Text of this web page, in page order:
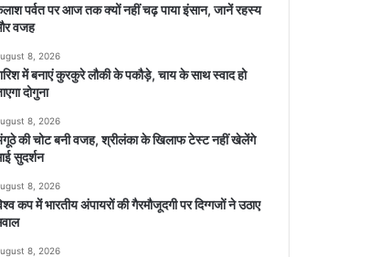
पर्वत पर आज तक क्यों नहीं चढ़ पाया इंसान, जानें रहस्य
वजह
8, 2026
में बनाएं कुरकुरे लौकी के पकौड़े, चाय के साथ स्वाद हो
दोगुना
8, 2026
की चोट बनी वजह, श्रीलंका के खिलाफ टेस्ट नहीं खेलेंगे
सुदर्शन
8, 2026
कप में भारतीय अंपायरों की गैरमौजूदगी पर दिग्गजों ने उठाए
8, 2026